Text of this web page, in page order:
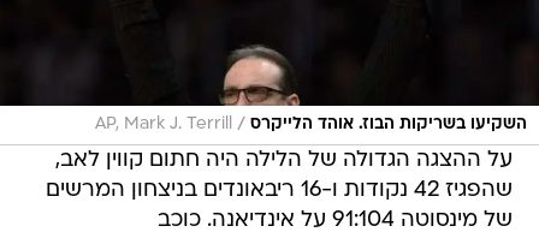
השקיעו בשריקות הבוז. אוהד הלייקרס /
AP, Mark J. Terrill
על ההצגה הגדולה של הלילה היה חתום קווין לאב,
שהפגיז 42 נקודות ו-16 ריבאונדים בניצחון המרשים
של מינסוטה 91:104 על אינדיאנה. כוכב